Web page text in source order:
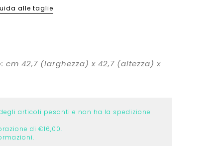
alle taglie
cm 42,7 (larghezza) x 42,7 (altezza) x
articoli pesanti e non ha la spedizione
di €16,00.